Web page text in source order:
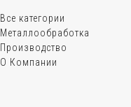
Все категории
Металлообработка
Производство
О Компании